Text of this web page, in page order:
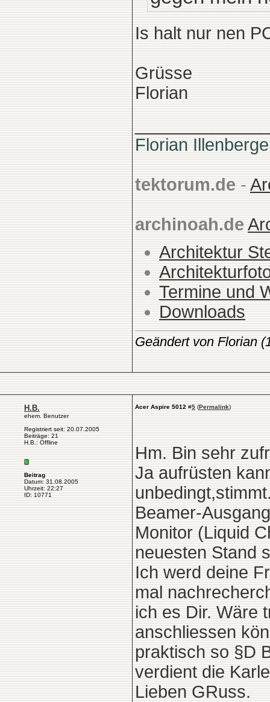
Is halt nur nen
Grüsse
Florian
Florian
tektorum.de -
archinoah.de
Architektur
Termine und
Downloads
Geändert von Florian
H.B.
ehem. Benutzer
Registriert seit: 20.07.2005
Beiträge: 21
H.B.: Offline
Beitrag
Datum: 31.08.2005
Uhrzeit: 22:27
ID: 10771
Acer Aspire 5012 #5 (Permalink)
Hm. Bin sehr
Ja aufrüsten
Beamer-
Monitor (Liquid
neuesten Stand
Ich werd deine
mal
ich es Dir. Wäre
anschliessen
praktisch so §D
verdient die
Lieben GRuss.